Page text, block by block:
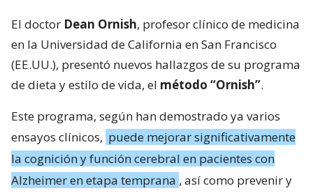
El doctor Dean Ornish, profesor clínico de medicina
en la Universidad de California en San Francisco
(EE.UU.), presentó nuevos hallazgos de su programa
de dieta y estilo de vida, el método “Ornish”.
Este programa, según han demostrado ya varios
ensayos clínicos, puede mejorar significativamente
la cognición y función cerebral en pacientes con
Alzheimer en etapa temprana , así como prevenir y